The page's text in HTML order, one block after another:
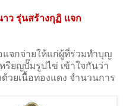
ว รุ่นสร้างกุฏิ แจก
กจ่ายให้แก่ผู้ที่ร่วมทำบุญ
รียญปั๊มรูปไข่ เข้าใจกันว่า
วยเนื้อทองแดง จำนวนการ